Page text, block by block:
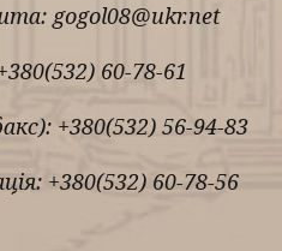
gogol08@ukr.net
60-78-61
+380(532) 56-94-83
+380(532) 60-78-56